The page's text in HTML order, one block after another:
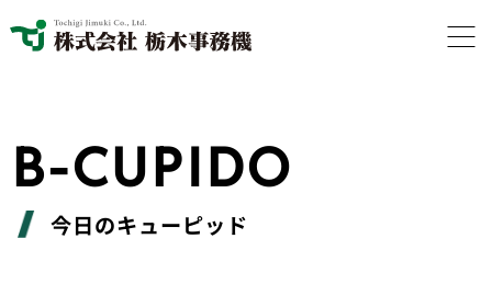
B-CUPIDO
今日のキューピッド